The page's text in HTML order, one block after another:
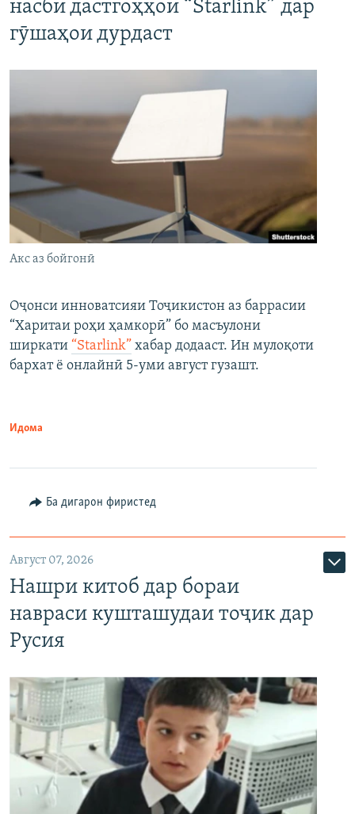
насби дастгоҳҳои “Starlink” дар
гӯшаҳои дурдаст
Акс аз бойгонӣ
Оҷонси инноватсияи Тоҷикистон аз баррасии
“Харитаи роҳи ҳамкорӣ” бо масъулони
ширкати “Starlink” хабар додааст. Ин мулоқоти
бархат ё онлайнӣ 5-уми август гузашт.
Идома
Ба дигарон фиристед
Август 07, 2026
Нашри китоб дар бораи
навраси кушташудаи тоҷик дар
Русия